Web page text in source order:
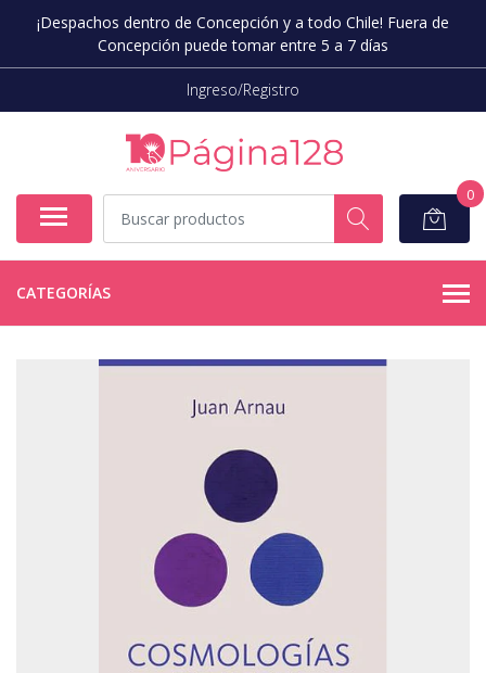
¡Despachos dentro de Concepción y a todo Chile! Fuera de
Concepción puede tomar entre 5 a 7 días
Ingreso/Registro
0
CATEGORÍAS